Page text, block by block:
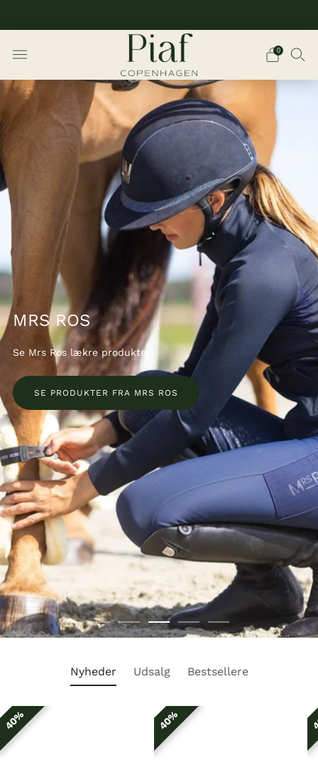
0
MRS ROS
Se Mrs Ros lækre produkter
SE PRODUKTER FRA MRS ROS
Nyheder Udsalg Bestsellere
40%
40% 40%
40%